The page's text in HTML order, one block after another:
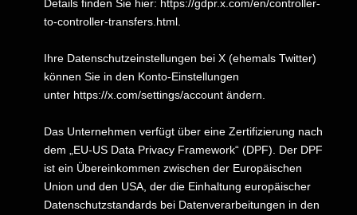
Details finden Sie hier: https://gdpr.x.com/en/controller-
to-controller-transfers.html
Ihre Datenschutzeinstellungen bei X (ehemals Twitter)
können Sie in den Konto-Einstellungen
unter https://x.com/settings/account ändern.
Das Unternehmen verfügt über eine Zertifizierung nach
dem „EU-US Data Privacy Framework“ (DPF). Der DPF
ist ein Übereinkommen zwischen der Europäischen
Union und den USA, der die Einhaltung europäischer
Datenschutzstandards bei Datenverarbeitungen in den